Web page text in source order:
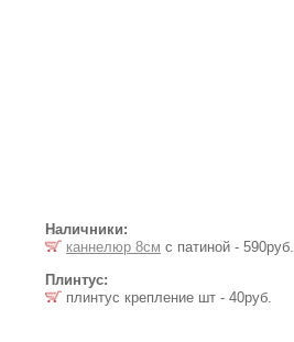
Наличники:
каннелюр 8см с патиной - 590руб.
Плинтус:
плинтус крепление шт - 40руб.